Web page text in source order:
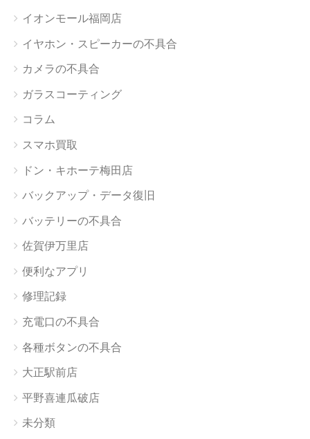
イオンモール福岡店
イヤホン・スピーカーの不具合
カメラの不具合
ガラスコーティング
コラム
スマホ買取
ドン・キホーテ梅田店
バックアップ・データ復旧
バッテリーの不具合
佐賀伊万里店
便利なアプリ
修理記録
充電口の不具合
各種ボタンの不具合
大正駅前店
平野喜連瓜破店
未分類